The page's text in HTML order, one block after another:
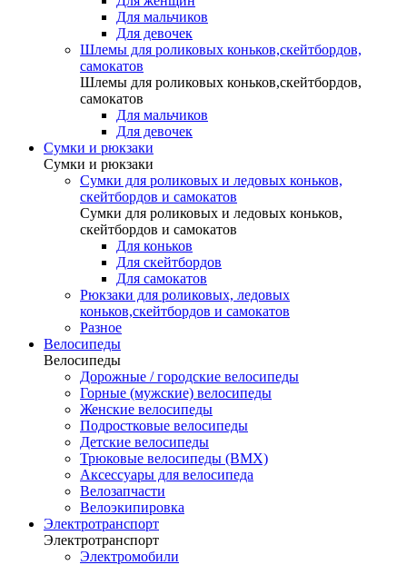
Для мальчиков
Для девочек
Шлемы для роликовых коньков,скейтбордов,
самокатов
Шлемы для роликовых коньков,скейтбордов,
самокатов
Для мальчиков
Для девочек
Сумки и рюкзаки
Сумки и рюкзаки
Сумки для роликовых и ледовых коньков,
скейтбордов и самокатов
Сумки для роликовых и ледовых коньков,
скейтбордов и самокатов
Для коньков
Для скейтбордов
Для самокатов
Рюкзаки для роликовых, ледовых
коньков,скейтбордов и самокатов
Разное
Велосипеды
Велосипеды
Дорожные / городские велосипеды
Горные (мужские) велосипеды
Женские велосипеды
Подростковые велосипеды
Детские велосипеды
Трюковые велосипеды (BMX)
Аксессуары для велосипеда
Велозапчасти
Велоэкипировка
Электротранспорт
Электротранспорт
Электромобили